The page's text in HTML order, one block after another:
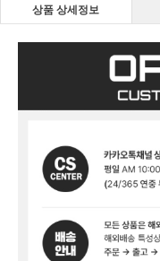
상품 상세정보